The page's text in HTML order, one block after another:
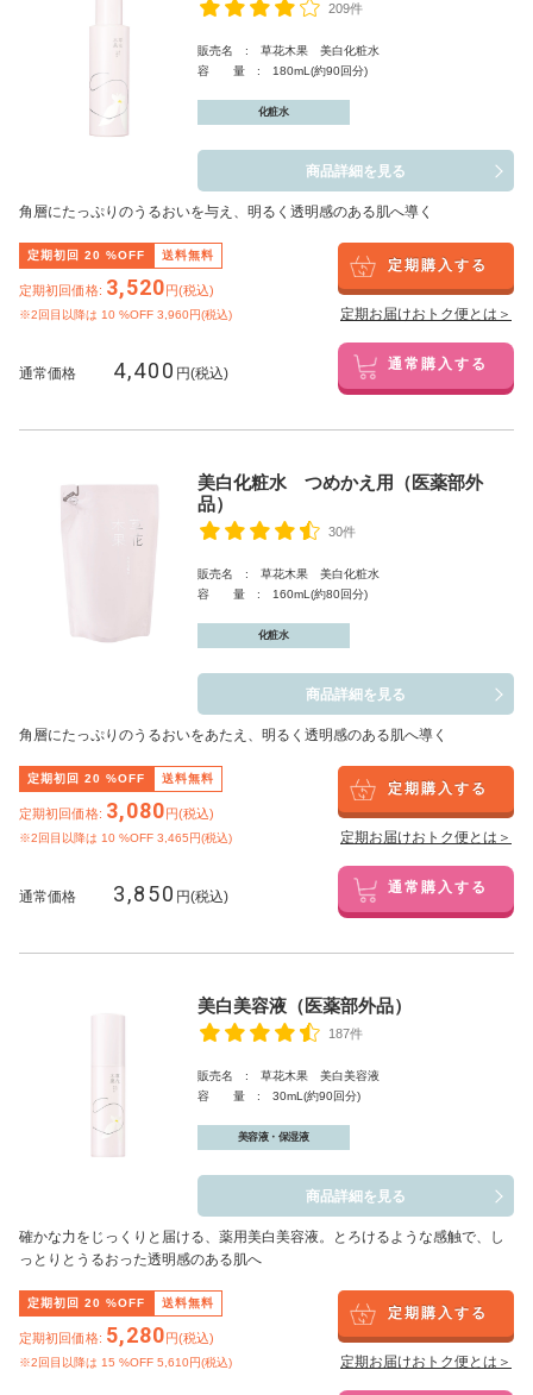
209件
販売名 : 草花木果 美白化粧水
容 量 : 180mL(約90回分)
化粧水
商品詳細を見る
角層にたっぷりのうるおいを与え、明るく透明感のある肌へ導く
定期初回 20 %OFF 送料無料
定期初回価格: 3,520円(税込)
※2回目以降は 10 %OFF 3,960円(税込)
定期購入する
定期お届けおトク便とは＞
通常価格 4,400 円(税込) 通常購入する
美白化粧水 つめかえ用（医薬部外
品）
30件
販売名 : 草花木果 美白化粧水
容 量 : 160mL(約80回分)
化粧水
商品詳細を見る
角層にたっぷりのうるおいをあたえ、明るく透明感のある肌へ導く
定期初回 20 %OFF 送料無料
定期初回価格: 3,080円(税込)
※2回目以降は 10 %OFF 3,465円(税込)
定期購入する
定期お届けおトク便とは＞
通常価格 3,850 円(税込) 通常購入する
美白美容液（医薬部外品）
187件
販売名 : 草花木果 美白美容液
容 量 : 30mL(約90回分)
美容液・保湿液
商品詳細を見る
確かな力をじっくりと届ける、薬用美白美容液。とろけるような感触で、し
っとりとうるおった透明感のある肌へ
定期初回 20 %OFF 送料無料
定期初回価格: 5,280円(税込)
※2回目以降は 15 %OFF 5,610円(税込)
定期購入する
定期お届けおトク便とは＞